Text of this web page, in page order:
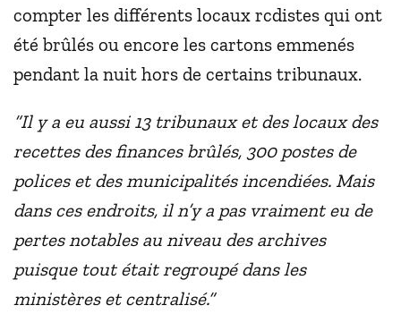
compter les différents locaux rcdistes qui ont
été brûlés ou encore les cartons emmenés
pendant la nuit hors de certains tribunaux.
“Il y a eu aussi 13 tribunaux et des locaux des
recettes des finances brûlés, 300 postes de
polices et des municipalités incendiées. Mais
dans ces endroits, il n’y a pas vraiment eu de
pertes notables au niveau des archives
puisque tout était regroupé dans les
ministères et centralisé.”